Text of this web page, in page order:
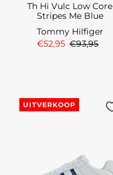
Th Hi Vulc Low Core
Stripes Me Blue
Tommy Hilfiger
€52,95 €93,95
UITVERKOOP